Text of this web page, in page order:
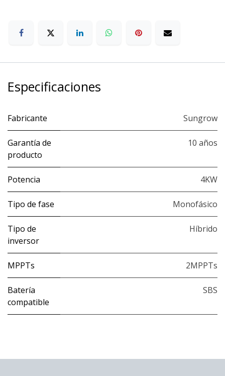
Especificaciones
Fabricante Sungrow
Garantía de
producto
10 años
Potencia 4KW
Tipo de fase Monofásico
Tipo de
inversor
Híbrido
MPPTs 2MPPTs
Batería
compatible
SBS